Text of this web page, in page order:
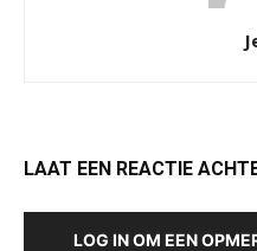
LAAT EEN REACTIE
LOG IN OM EEN